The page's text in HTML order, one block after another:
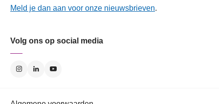
Meld je dan aan voor onze nieuwsbrieven.
Volg ons op social media